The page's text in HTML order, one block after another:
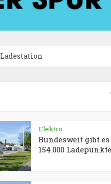
Ladestation
Elektro
Bundesweit gibt es
154.000 Ladepunkte